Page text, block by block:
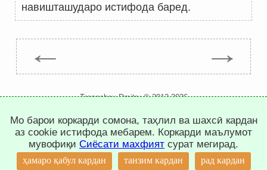
навишташударо истифода баред.
← →
Trepachev Dmitry © 2012-2026
сиёсати махфият танзими кукиҳо
Мо барои коркарди сомона, таҳлил ва шахсӣ кардан
аз cookie истифода мебарем. Коркарди маълумот
мувофиқи Сиёсати махфият сурат мегирад.
ҳамаро қабул кардан танзим кардан рад кардан